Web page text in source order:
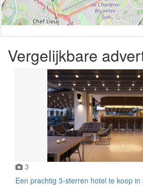
Vergelijkbare
3
Een prachtig 3-sterren hotel te koop